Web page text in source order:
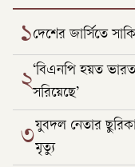
১দেশের জার্সিতে
২‘বিএনপি হয়ত
সরিয়েছে’
৩যুবদল নেতার
মৃত্যু